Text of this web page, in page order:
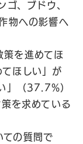
、ブドウ、
物への影響へ
策を進めてほ
てほしい」が
」（37.7%）
を求めている
ての質問で